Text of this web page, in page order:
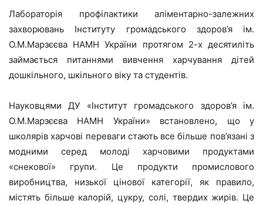
Лабораторія профілактики аліментарно-залежних
захворювань Інституту громадського здоров’я ім.
О.М.Марзєєва НАМН України протягом 2-х десятиліть
займається питаннями вивчення харчування дітей
дошкільного, шкільного віку та студентів.
Науковцями ДУ «Інститут громадського здоров’я ім.
О.М.Марзєєва НАМН України» встановлено, що у
школярів харчові переваги стають все більше пов’язані з
модними серед молоді харчовими продуктами
«снекової» групи. Це продукти промислового
виробництва, низької цінової категорії, як правило,
містять більше калорій, цукру, солі, твердих жирів. Це